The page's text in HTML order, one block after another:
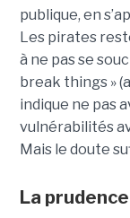
publique, en
Les pirates
à ne pas se
break things »
indique ne pas
vulnérabilités
Mais le doute
La